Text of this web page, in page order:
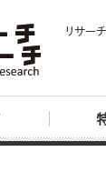
リサー